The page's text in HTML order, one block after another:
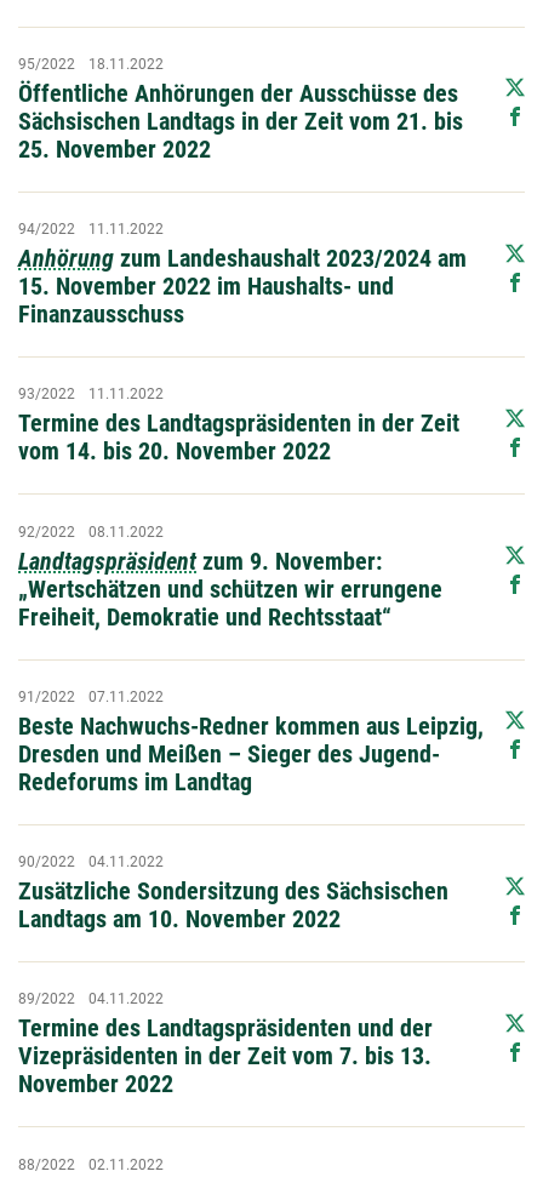
Öffentliche Anhörungen der Ausschüsse des
Sächsischen Landtags in der Zeit vom 21. bis
25. November 2022
95/2022 18.11.2022
Anhörung zum Landeshaushalt 2023/2024 am
15. November 2022 im Haushalts- und
Finanzausschuss
94/2022 11.11.2022
Termine des Landtagspräsidenten in der Zeit
vom 14. bis 20. November 2022
93/2022 11.11.2022
Landtagspräsidentzum 9. November:
„Wertschätzen und schützen wir errungene
Freiheit, Demokratie und Rechtsstaat“
92/2022 08.11.2022
Beste Nachwuchs-Redner kommen aus Leipzig,
Dresden und Meißen – Sieger des Jugend-
Redeforums im Landtag
91/2022 07.11.2022
Zusätzliche Sondersitzung des Sächsischen
Landtags am 10. November 2022
90/2022 04.11.2022
Termine des Landtagspräsidenten und der
Vizepräsidenten in der Zeit vom 7. bis 13.
November 2022
89/2022 04.11.2022
88/2022 02.11.2022